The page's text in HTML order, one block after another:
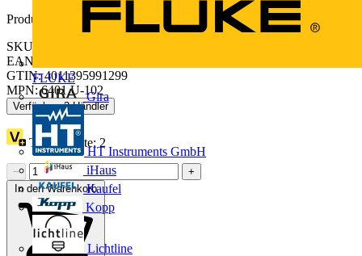
FLUKE
Gira
HT Instruments GmbH
iHaus
Kaufel
Kopp
Lichtline
Produktkennzeichen
SKU: 2CKA006401A0048
EAN: 4011395991299
GTIN: 4011395991299
MPN: 6401 U-102
Verfügbar: 3 Händler
Treuepunkte: 2
−
+
In den Warenkorb